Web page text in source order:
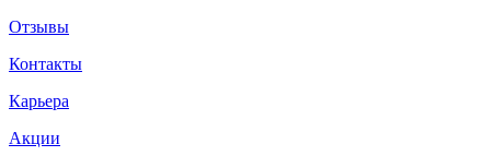
Отзывы
Контакты
Карьера
Акции